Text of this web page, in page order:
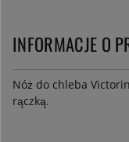
INFORMACJE O
Nóż do chleba
rączką.